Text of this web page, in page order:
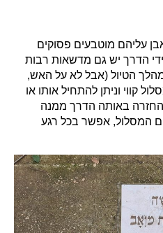
עליהם מוטבעים פסוקים
הדרך יש גם מדשאות רבות
הטיול (אבל לא על האש,
קווי וניתן להתחיל אותו או
באותה הדרך ממנה
המסלול, אפשר בכל רגע